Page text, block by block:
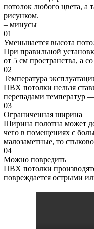
потолок любого цвета, а
рисунком.
– минусы
01
Уменьшается высота
При правильной
от 5 см пространства, а
02
Температура
ПВХ потолки нельзя
перепадами температур
03
Ограниченная ширина
Ширина полотна может
чего в помещениях с
малозаметные, то
04
Можно повредить
ПВХ потолки
повреждается острыми